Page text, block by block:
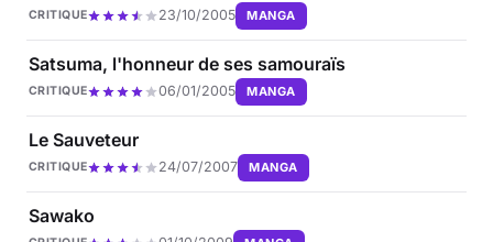
CRITIQUE 23/10/2005 MANGA
Satsuma, l'honneur de ses samouraïs
CRITIQUE 06/01/2005 MANGA
Le Sauveteur
CRITIQUE 24/07/2007 MANGA
Sawako